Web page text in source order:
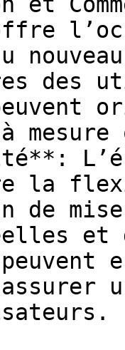
des
peuvent
la
de
et